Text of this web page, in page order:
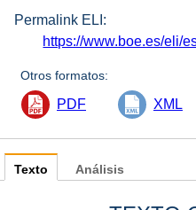
Permalink ELI:
https://www.boe.es/eli/
Otros formatos:
PDF XML
Texto Análisis